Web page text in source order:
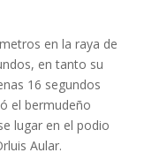
en la raya de
en tanto su
16 segundos
el bermudeño
lugar en el podio
Aular.